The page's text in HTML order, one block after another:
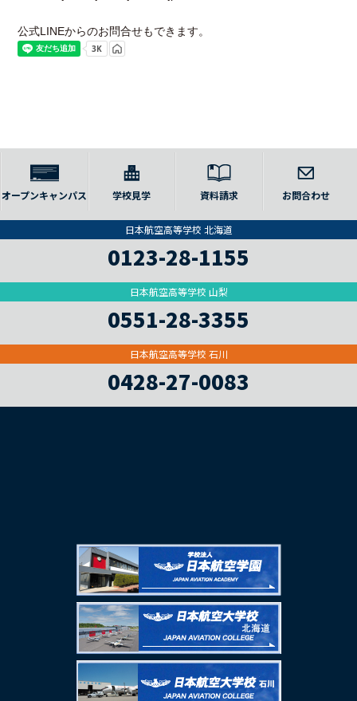
公式LINEからのお問合せもできます。
オープンキャンパス 学校見学 資料請求 お問合わせ
日本航空高等学校 北海道
0123-28-1155
日本航空高等学校 山梨
0551-28-3355
日本航空高等学校 石川
0428-27-0083